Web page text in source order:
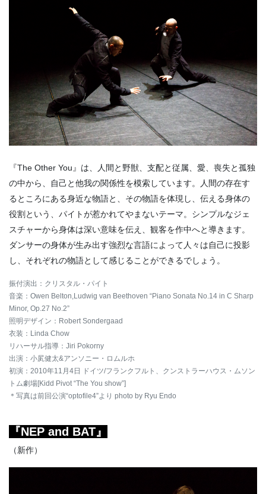
『The Other You』は、人間と野獣、支配と従属、愛、喪失と孤独
の中から、自己と他我の関係性を模索しています。人間の存在す
るところにある身近な物語と、その物語を体現し、伝える身体の
役割という、パイトが惹かれてやまないテーマ。シンプルなジェ
スチャーから身体は深い意味を伝え、観客を作中へと導きます。
ダンサーの身体が生み出す強烈な言語によって人々は自己に投影
し、それぞれの物語として感じることができるでしょう。
振付演出：クリスタル・パイト
音楽：Owen Belton,Ludwig van Beethoven “Piano Sonata No.14 in C Sharp
Minor, Op.27 No.2”
照明デザイン：Robert Sondergaad
衣装：Linda Chow
リハーサル指導：Jiri Pokorny
出演：小㞍健太&アンソニー・ロムルホ
初演：2010年11月4日 ドイツ/フランクフルト、クンストラーハウス・ムソン
トム劇場[Kidd Pivot “The You show”]
＊写真は前回公演“optofile4”より photo by Ryu Endo
『NEP and BAT』
（新作）